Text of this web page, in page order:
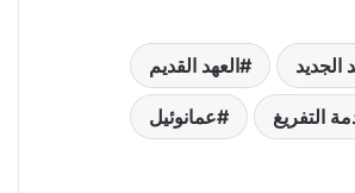
الجديد العهد القديم
التفريغ عمانوئيل